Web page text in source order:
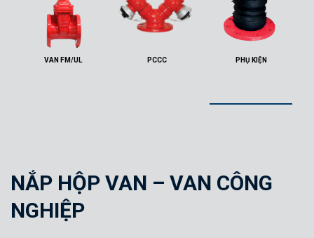
VAN FM/UL PCCC PHỤ KIỆN
NẮP HỘP VAN – VAN CÔNG
NGHIỆP